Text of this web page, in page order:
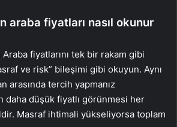
araba fiyatları nasıl okunur
Araba fiyatlarını tek bir rakam gibi
ve risk” bileşimi gibi okuyun. Aynı
arasında tercih yapmanız
düşük fiyatlı görünmesi her
Masraf ihtimali yükseliyorsa toplam